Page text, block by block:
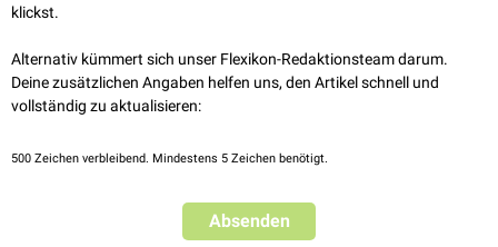
klickst.
Alternativ kümmert sich unser Flexikon-Redaktionsteam darum.
Deine zusätzlichen Angaben helfen uns, den Artikel schnell und
vollständig zu aktualisieren:
500 Zeichen verbleibend. Mindestens 5 Zeichen benötigt.
Absenden